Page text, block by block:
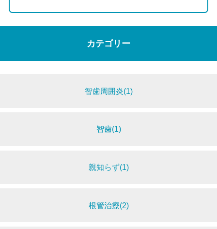
カテゴリー
智歯周囲炎(1)
智歯(1)
親知らず(1)
根管治療(2)